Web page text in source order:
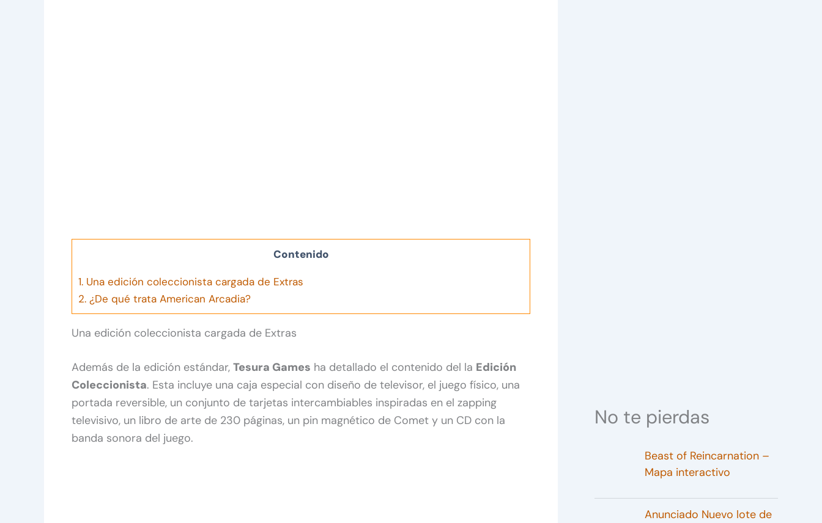
Contenido
1. Una edición coleccionista cargada de Extras
2. ¿De qué trata American Arcadia?
Una edición coleccionista cargada de Extras
Además de la edición estándar, Tesura Games ha detallado el contenido del la Edición
Coleccionista. Esta incluye una caja especial con diseño de televisor, el juego físico, una
portada reversible, un conjunto de tarjetas intercambiables inspiradas en el zapping
televisivo, un libro de arte de 230 páginas, un pin magnético de Comet y un CD con la
banda sonora del juego.
No te pierdas
Beast of Reincarnation –
Mapa interactivo
Anunciado Nuevo lote de